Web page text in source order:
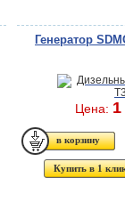
Генератор
Цена:
Купить в 1